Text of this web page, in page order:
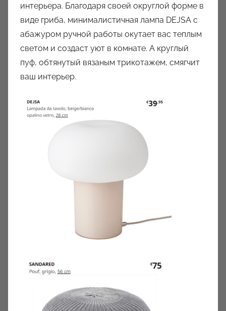
интерьера. Благодаря своей округлой форме в
виде гриба, минималистичная лампа DEJSA c
абажуром ручной работы окутает вас теплым
светом и создаст уют в комнате. А круглый
пуф, обтянутый вязаным трикотажем, смягчит
ваш интерьер.